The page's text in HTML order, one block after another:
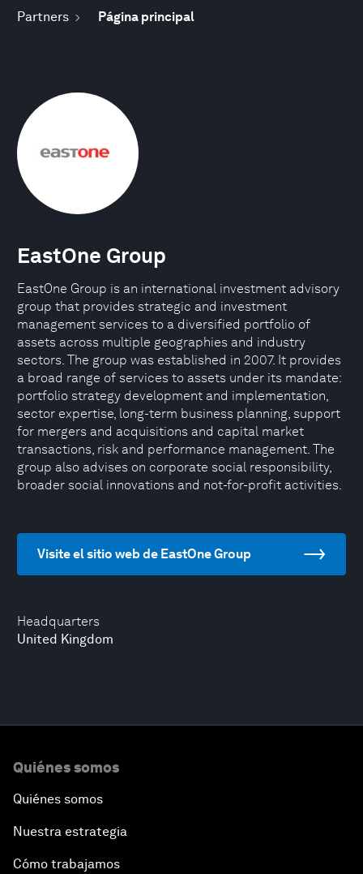
Partners Página principal
Headquarters
United Kingdom
EastOne Group
EastOne Group is an international investment advisory
group that provides strategic and investment
management services to a diversified portfolio of
assets across multiple geographies and industry
sectors. The group was established in 2007. It provides
a broad range of services to assets under its mandate:
portfolio strategy development and implementation,
sector expertise, long-term business planning, support
for mergers and acquisitions and capital market
transactions, risk and performance management. The
group also advises on corporate social responsibility,
broader social innovations and not-for-profit activities.
Visite el sitio web de EastOne Group
Quiénes somos
Quiénes somos
Nuestra estrategia
Cómo trabajamos